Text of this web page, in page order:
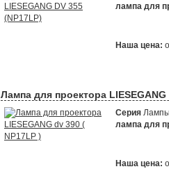
лампа для
Наша цена:
Лампа для проектора
Серия
лампа для
Наша цена: